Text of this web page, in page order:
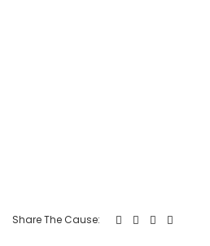
Share The Cause: